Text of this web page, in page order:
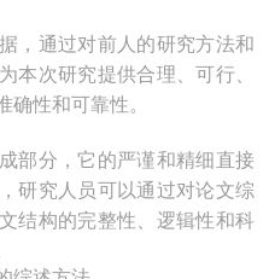
，通过对前人的研究方法和
本次研究提供合理、可行、
确性和可靠性。
部分，它的严谨和精细直接
研究人员可以通过对论文综
结构的完整性、逻辑性和科